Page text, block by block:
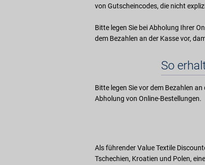
von Gutscheincodes, die nicht
Bitte legen Sie bei Abholung Ihrer
dem Bezahlen an der Kasse vor,
So
Bitte legen Sie vor dem Bezahlen
Abholung von Online-Bestellungen.
Als führender Value Textile
Tschechien, Kroatien und Polen,